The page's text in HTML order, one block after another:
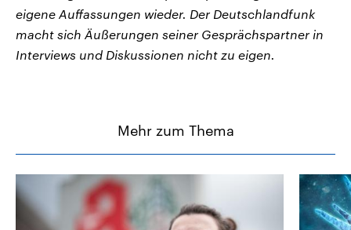
eigene Auffassungen wieder. Der Deutschlandfunk
macht sich Äußerungen seiner Gesprächspartner in
Interviews und Diskussionen nicht zu eigen.
Mehr zum Thema